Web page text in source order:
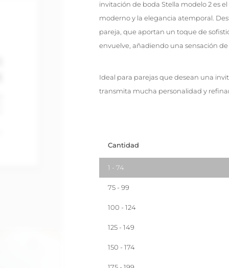
invitación de boda Stella modelo 2 es
moderno y la elegancia atemporal.
pareja, que aportan un toque de
envuelve, añadiendo una sensación
Ideal para parejas que desean una
transmita mucha personalidad y
Cantidad
1 - 74
75 - 99
100 - 124
125 - 149
150 - 174